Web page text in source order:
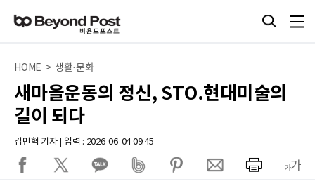
HOME > 생활·문화
새마을운동의 정신, STO.현대미술의
길이 되다
김민혁 기자 | 입력 : 2026-06-04 09:45